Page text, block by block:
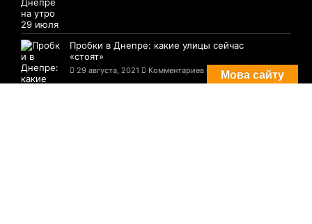
Пробки в Днепре: какие улицы сейчас
«стоят»
29 августа, 2021 Комментариев нет Мова сайту